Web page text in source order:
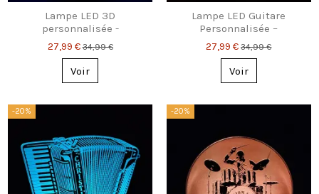
Lampe LED 3D
personnalisée -
Accordéon - Cadeau pour
les joueurs d'accordéon
27,99 €34,99 €
Voir
Lampe LED Guitare
Personnalisée –
Acoustique ou Électrique
27,99 €34,99 €
Voir
-20% -20%